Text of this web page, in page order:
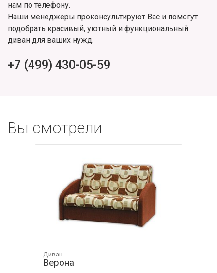
нам по телефону.
Наши менеджеры проконсультируют Вас и помогут
подобрать красивый, уютный и функциональный
диван для ваших нужд.
+7 (499) 430-05-59
Вы смотрели
Диван
Верона